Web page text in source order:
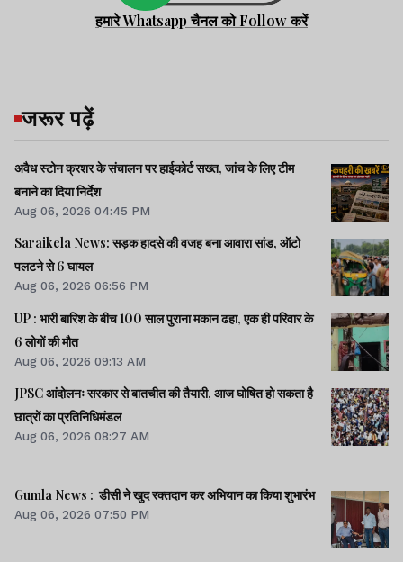
हमारे Whatsapp चैनल को Follow करें
जरूर पढ़ें
अवैध स्टोन क्रशर के संचालन पर हाईकोर्ट सख्त, जांच के लिए टीम
बनाने का दिया निर्देश
Aug 06, 2026 04:45 PM
Saraikela News: सड़क हादसे की वजह बना आवारा सांड, ऑटो
पलटने से 6 घायल
Aug 06, 2026 06:56 PM
UP : भारी बारिश के बीच 100 साल पुराना मकान ढहा, एक ही परिवार के
6 लोगों की मौत
Aug 06, 2026 09:13 AM
JPSC आंदोलनः सरकार से बातचीत की तैयारी, आज घोषित हो सकता है
छात्रों का प्रतिनिधिमंडल
Aug 06, 2026 08:27 AM
Gumla News : डीसी ने खुद रक्तदान कर अभियान का किया शुभारंभ
Aug 06, 2026 07:50 PM